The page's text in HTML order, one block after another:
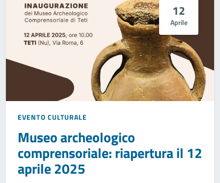
12
Aprile
EVENTO CULTURALE
Museo archeologico
comprensoriale: riapertura il 12
aprile 2025